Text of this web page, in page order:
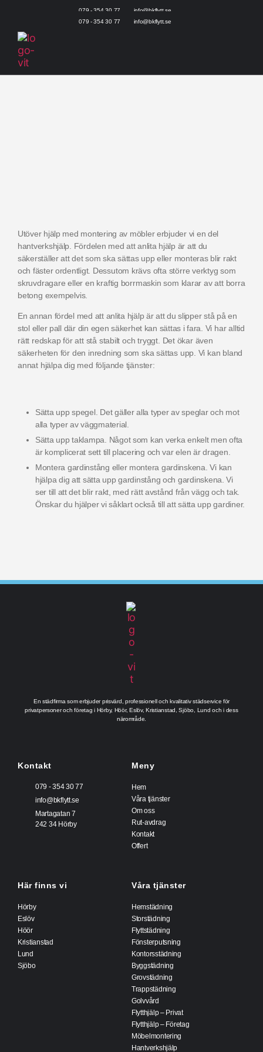
079 - 354 30 77
info@bkflytt.se
079 - 354 30 77
info@bkflytt.se
Utöver hjälp med montering av möbler erbjuder vi en del
hantverkshjälp. Fördelen med att anlita hjälp är att du
säkerställer att det som ska sättas upp eller monteras blir rakt
och fäster ordentligt. Dessutom krävs ofta större verktyg som
skruvdragare eller en kraftig borrmaskin som klarar av att borra
betong exempelvis.
En annan fördel med att anlita hjälp är att du slipper stå på en
stol eller pall där din egen säkerhet kan sättas i fara. Vi har alltid
rätt redskap för att stå stabilt och tryggt. Det ökar även
säkerheten för den inredning som ska sättas upp. Vi kan bland
annat hjälpa dig med följande tjänster:
Sätta upp spegel. Det gäller alla typer av speglar och mot
alla typer av väggmaterial.
Sätta upp taklampa. Något som kan verka enkelt men ofta
är komplicerat sett till placering och var elen är dragen.
Montera gardinstång eller montera gardinskena. Vi kan
hjälpa dig att sätta upp gardinstång och gardinskena. Vi
ser till att det blir rakt, med rätt avstånd från vägg och tak.
Önskar du hjälper vi såklart också till att sätta upp gardiner.
En städfirma som erbjuder prisvärd, professionell och kvalitativ städservice för
privatpersoner och företag i Hörby, Höör, Eslöv, Kristianstad, Sjöbo, Lund och i dess
närområde.
Kontakt
079 - 354 30 77
info@bkflytt.se
Martagatan 7
242 34 Hörby
Meny
Hem
Våra tjänster
Om oss
Rut-avdrag
Kontakt
Offert
Här finns vi
Hörby
Eslöv
Höör
Kristianstad
Lund
Sjöbo
Våra tjänster
Hemstädning
Storstädning
Flyttstädning
Fönsterputsning
Kontorsstädning
Byggstädning
Grovstädning
Trappstädning
Golvvård
Flytthjälp – Privat
Flytthjälp – Företag
Möbelmontering
Hantverkshjälp